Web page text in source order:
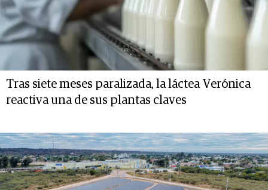
Tras siete meses paralizada, la láctea Verónica
reactiva una de sus plantas claves